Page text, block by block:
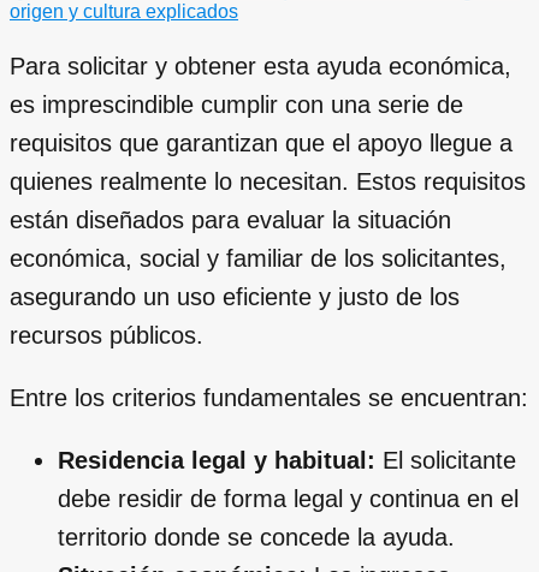
origen y cultura explicados
Para solicitar y obtener esta ayuda económica,
es imprescindible cumplir con una serie de
requisitos que garantizan que el apoyo llegue a
quienes realmente lo necesitan. Estos requisitos
están diseñados para evaluar la situación
económica, social y familiar de los solicitantes,
asegurando un uso eficiente y justo de los
recursos públicos.
Entre los criterios fundamentales se encuentran:
Residencia legal y habitual: El solicitante
debe residir de forma legal y continua en el
territorio donde se concede la ayuda.